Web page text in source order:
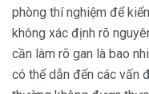
phòng thí nghiệm để
không xác định rõ
cần làm rõ gan là bao
có thể dẫn đến các vấn